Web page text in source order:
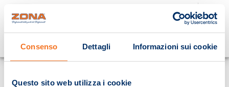
Consenso Dettagli Informazioni sui cookie
Questo sito web utilizza i cookie
Cosa stai cercando?